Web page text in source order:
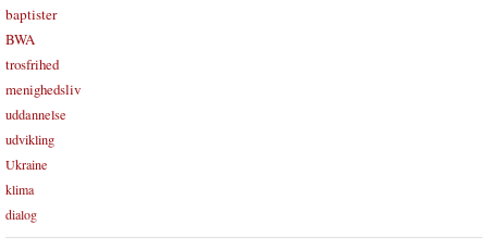
baptister
BWA
trosfrihed
menighedsliv
uddannelse
udvikling
Ukraine
klima
dialog